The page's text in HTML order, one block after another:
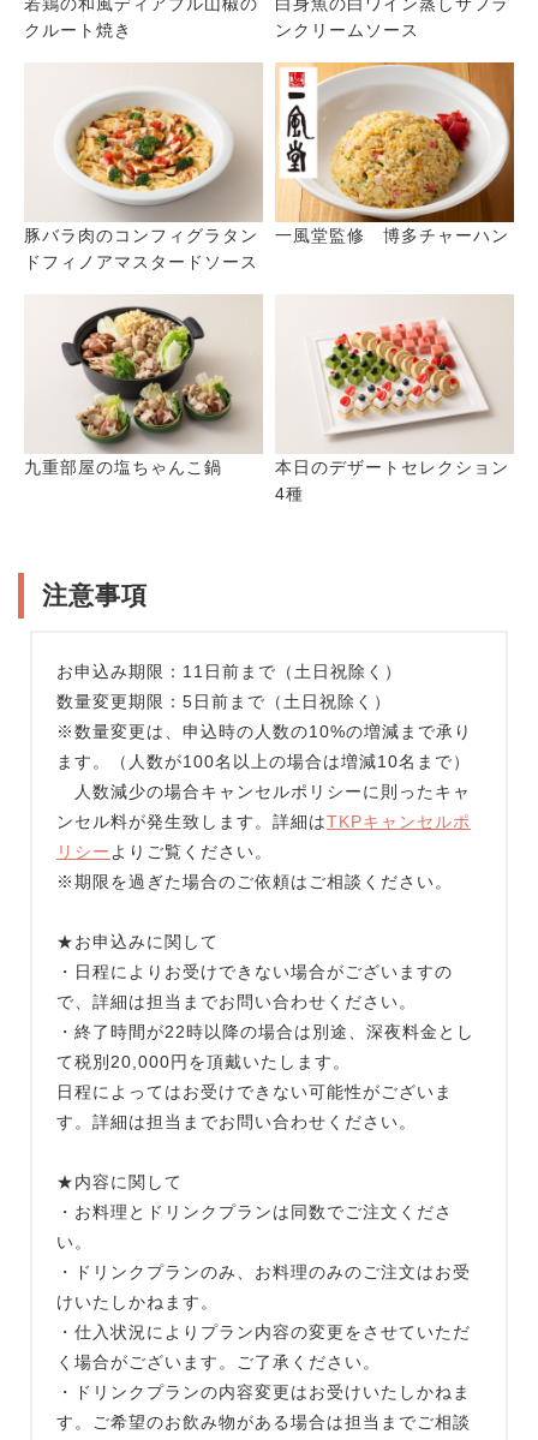
若鶏の和風ディアブル山椒の
クルート焼き
白身魚の白ワイン蒸しサフラ
ンクリームソース
豚バラ肉のコンフィグラタン
ドフィノアマスタードソース
一風堂監修 博多チャーハン
九重部屋の塩ちゃんこ鍋
本日のデザートセレクション
4種
注意事項
お申込み期限：11日前まで（土日祝除く）
数量変更期限：5日前まで（土日祝除く）
※数量変更は、申込時の人数の10%の増減まで承り
ます。（人数が100名以上の場合は増減10名まで）
人数減少の場合キャンセルポリシーに則ったキャ
ンセル料が発生致します。詳細はTKPキャンセルポ
リシー よりご覧ください。
※期限を過ぎた場合のご依頼はご相談ください。
★お申込みに関して
・日程によりお受けできない場合がございますの
で、詳細は担当までお問い合わせください。
・終了時間が22時以降の場合は別途、深夜料金とし
て税別20,000円を頂戴いたします。
日程によってはお受けできない可能性がございま
す。詳細は担当までお問い合わせください。
★内容に関して
・お料理とドリンクプランは同数でご注文くださ
い。
・ドリンクプランのみ、お料理のみのご注文はお受
けいたしかねます。
・仕入状況によりプラン内容の変更をさせていただ
く場合がございます。ご了承ください。
・ドリンクプランの内容変更はお受けいたしかねま
す。ご希望のお飲み物がある場合は担当までご相談